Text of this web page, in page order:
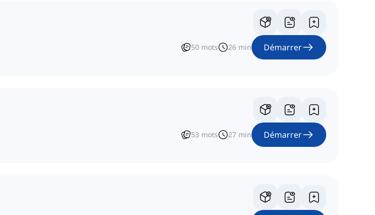
50 mots 26 min Démarrer
53 mots 27 min Démarrer